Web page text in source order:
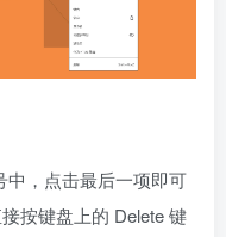
中，点击最后一项即可
按键盘上的 Delete 键